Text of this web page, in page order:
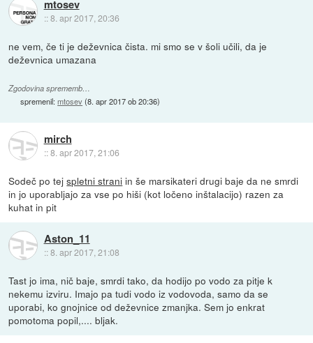
mtosev
::8. apr 2017, 20:36
ne vem, če ti je deževnica čista. mi smo se v šoli učili, da je
deževnica umazana
Zgodovina sprememb…
spremenil:mtosev(8. apr 2017 ob 20:36)
mirch
::8. apr 2017, 21:06
Sodeč po tejspletni strani in še marsikateri drugi baje da ne smrdi
in jo uporabljajo za vse po hiši (kot ločeno inštalacijo) razen za
kuhat in pit
Aston_11
::8. apr 2017, 21:08
Tast jo ima, nič baje, smrdi tako, da hodijo po vodo za pitje k
nekemu izviru. Imajo pa tudi vodo iz vodovoda, samo da se
uporabi, ko gnojnice od deževnice zmanjka. Sem jo enkrat
pomotoma popil,.... bljak.